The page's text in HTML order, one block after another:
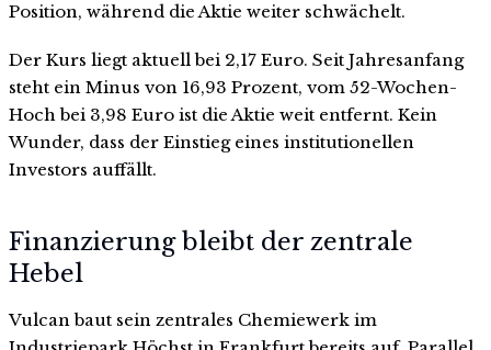
Position, während die Aktie weiter schwächelt.
Der Kurs liegt aktuell bei 2,17 Euro. Seit Jahresanfang
steht ein Minus von 16,93 Prozent, vom 52-Wochen-
Hoch bei 3,98 Euro ist die Aktie weit entfernt. Kein
Wunder, dass der Einstieg eines institutionellen
Investors auffällt.
Finanzierung bleibt der zentrale
Hebel
Vulcan baut sein zentrales Chemiewerk im